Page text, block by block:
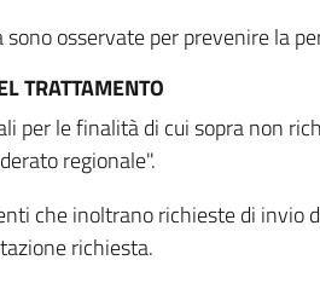
osservate per prevenire la
TRATTAMENTO
per le finalità di cui sopra non
regionale".
che inoltrano richieste di
richiesta.